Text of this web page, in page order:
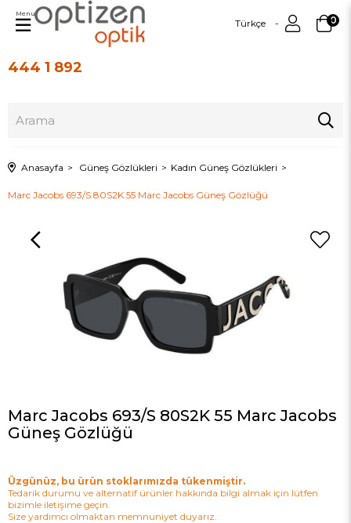
444 1 892
Türkçe 0
Menu
Anasayfa Güneş Gözlükleri Kadın Güneş Gözlükleri
Marc Jacobs 693/S 80S2K 55 Marc Jacobs Güneş Gözlüğü
Marc Jacobs 693/S 80S2K 55 Marc Jacobs
Güneş Gözlüğü
Üzgünüz, bu ürün stoklarımızda tükenmiştir.
Tedarik durumu ve alternatif ürünler hakkında bilgi almak için lütfen
bizimle iletişime geçin.
Size yardımcı olmaktan memnuniyet duyarız.